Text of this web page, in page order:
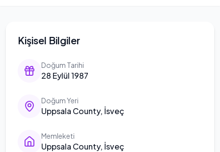
Kişisel Bilgiler
Doğum Tarihi
28 Eylül 1987
Doğum Yeri
Uppsala County, İsveç
Memleketi
Uppsala County, İsveç